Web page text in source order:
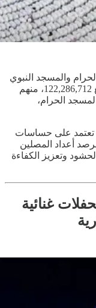
والمسجد النبوي
أن عدد الزوار خلال شهر رمضان 1446 هـ بلغ 122,286,712، منهم
مصلٍّ في المسجد الحرام،
تعتمد على حساسات
أعداد المصلين
وتعزيز الكفاءة
غنائية